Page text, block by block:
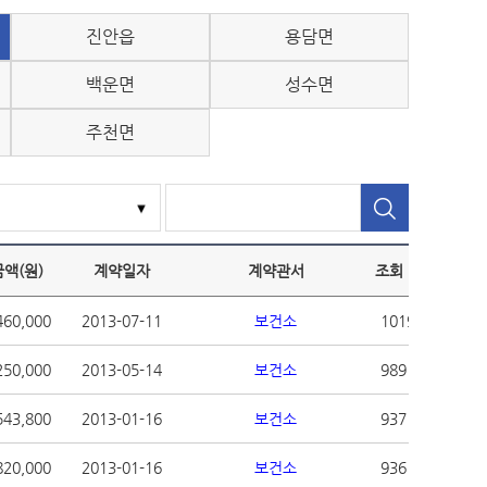
진안읍 용담면
백운면 성수면
주천면
액(원) 계약일자 계약관서 조회
2013-07-11 보건소 1019
2013-05-14 보건소 989
2013-01-16 보건소 937
2013-01-16 보건소 936